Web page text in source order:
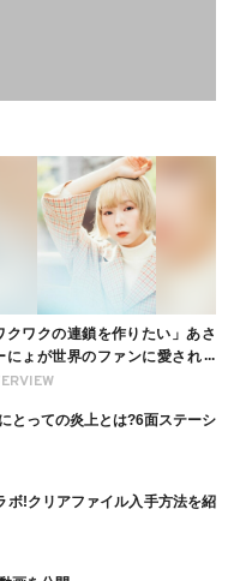
クワクの連鎖を作りたい」あさ
にょが世界のファンに愛される
【インタビュー】
とっての炎上とは?6面ステーシ
ボ!クリアファイル入手方法を紹